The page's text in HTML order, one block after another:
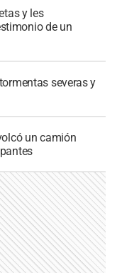
y les
de un
severas y
un camión